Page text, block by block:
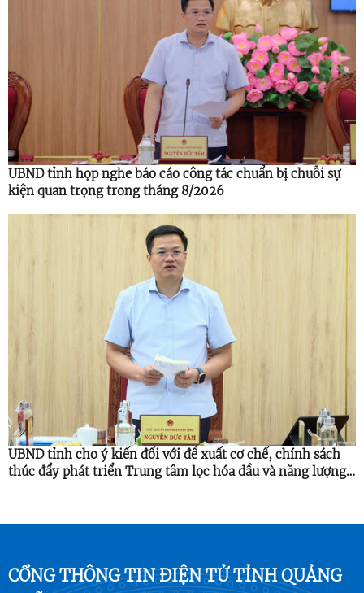
UBND tỉnh họp nghe báo cáo công tác chuẩn bị chuỗi sự
kiện quan trọng trong tháng 8/2026
UBND tỉnh cho ý kiến đối với đề xuất cơ chế, chính sách
thúc đẩy phát triển Trung tâm lọc hóa dầu và năng lượng
CỔNG THÔNG TIN ĐIỆN TỬ TỈNH QUẢNG